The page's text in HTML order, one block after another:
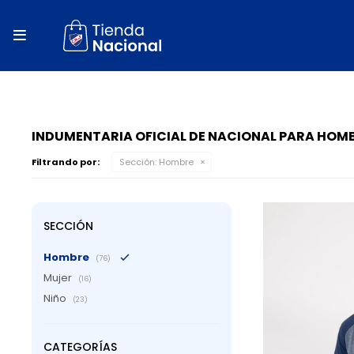

INDUMENTARIA OFICIAL DE NACIONAL PARA
Filtrando por: Sección: Hombre
SECCIÓN
Hombre (76)
Mujer (16)
Niño (23)
CATEGORÍAS
close
local_shipping
percent